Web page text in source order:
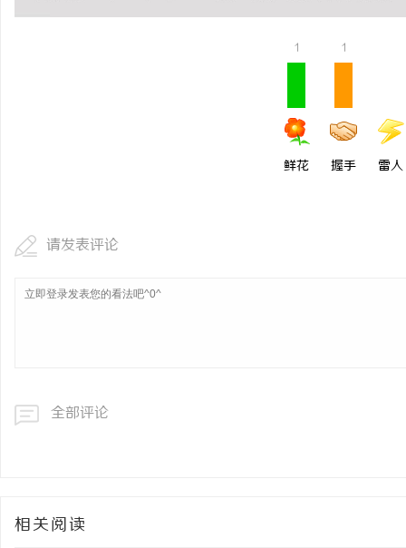
1
鲜花
1
握手 雷人
请发表评论
全部评论
相关阅读